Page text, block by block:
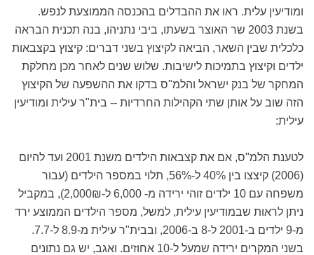
ומודיעין עלית. ראו את ההבדלים בהכנסה הממוצעת לנפש.
בשנת 2003 שר האוצר בשעתו, ביבי נתניהו, בנה תכנית הבראה
כלכלית שבין השאר, הביאה לקיצוץ בשני דברים: קיצוץ בקצבאות
ילדים וקיצוץ בתמיכות לישיבות. שלוש שנים לאחר מכן מחלקת
המחקר של בנק ישראל והלמ"ס בדקו את ההשפעה של הקיצוץ
הזה שוב על אותן שתי הקהילות החרדיות -- בית"ר עילית ומודיעין
עילית:
לטענת הלמ"ס, אם את קצבאות הילדים משנת 2001 ועד להיום
(2006) קיצצו בין 40% ל-56%, תלוי במספר הילדים (עבור
משפחה עם 10 ילדים זוהי ירידה מ- 6,000 ל-2,000₪), במקביל
ניתן לראות שבמודיעין עילית, למשל, מספר הילדים הממוצע ירד
מ-9 ילדים ב-2001 ל-8 ב-2006, ובבית"ר עילית מ-8.9 ל-7.7.
בשני המקרים ירידה שמעל ל-10 אחוזים. ואגב, יש גם נתונים